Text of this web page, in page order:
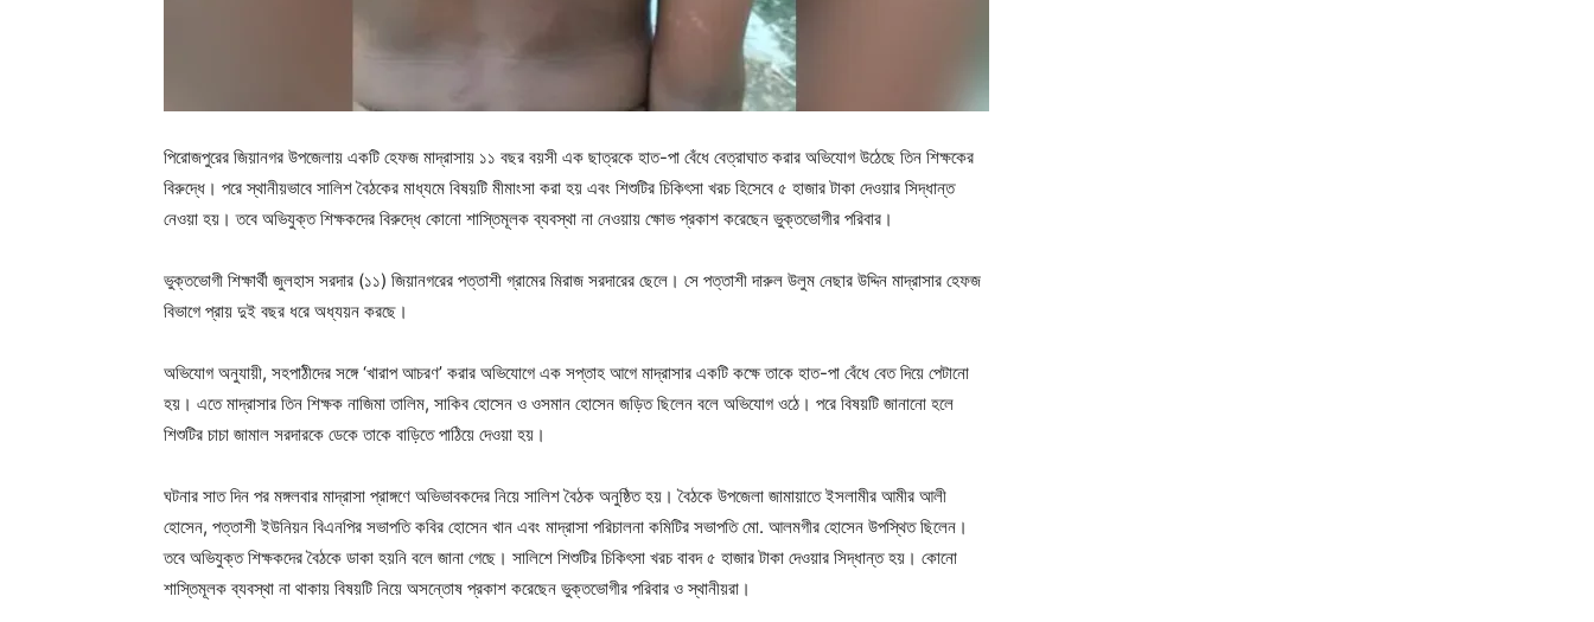
পিরোজপুরের জিয়ানগর উপজেলায় একটি হেফজ মাদ্রাসায় ১১ বছর বয়সী এক ছাত্রকে হাত-পা বেঁধে বেত্রাঘাত করার অভিযোগ উঠেছে তিন শিক্ষকের
বিরুদ্ধে। পরে স্থানীয়ভাবে সালিশ বৈঠকের মাধ্যমে বিষয়টি মীমাংসা করা হয় এবং শিশুটির চিকিৎসা খরচ হিসেবে ৫ হাজার টাকা দেওয়ার সিদ্ধান্ত
নেওয়া হয়। তবে অভিযুক্ত শিক্ষকদের বিরুদ্ধে কোনো শাস্তিমূলক ব্যবস্থা না নেওয়ায় ক্ষোভ প্রকাশ করেছেন ভুক্তভোগীর পরিবার।
ভুক্তভোগী শিক্ষার্থী জুলহাস সরদার (১১) জিয়ানগরের পত্তাশী গ্রামের মিরাজ সরদারের ছেলে। সে পত্তাশী দারুল উলুম নেছার উদ্দিন মাদ্রাসার হেফজ
বিভাগে প্রায় দুই বছর ধরে অধ্যয়ন করছে।
অভিযোগ অনুযায়ী, সহপাঠীদের সঙ্গে ‘খারাপ আচরণ’ করার অভিযোগে এক সপ্তাহ আগে মাদ্রাসার একটি কক্ষে তাকে হাত-পা বেঁধে বেত দিয়ে পেটানো
হয়। এতে মাদ্রাসার তিন শিক্ষক নাজিমা তালিম, সাকিব হোসেন ও ওসমান হোসেন জড়িত ছিলেন বলে অভিযোগ ওঠে। পরে বিষয়টি জানানো হলে
শিশুটির চাচা জামাল সরদারকে ডেকে তাকে বাড়িতে পাঠিয়ে দেওয়া হয়।
ঘটনার সাত দিন পর মঙ্গলবার মাদ্রাসা প্রাঙ্গণে অভিভাবকদের নিয়ে সালিশ বৈঠক অনুষ্ঠিত হয়। বৈঠকে উপজেলা জামায়াতে ইসলামীর আমীর আলী
হোসেন, পত্তাশী ইউনিয়ন বিএনপির সভাপতি কবির হোসেন খান এবং মাদ্রাসা পরিচালনা কমিটির সভাপতি মো. আলমগীর হোসেন উপস্থিত ছিলেন।
তবে অভিযুক্ত শিক্ষকদের বৈঠকে ডাকা হয়নি বলে জানা গেছে। সালিশে শিশুটির চিকিৎসা খরচ বাবদ ৫ হাজার টাকা দেওয়ার সিদ্ধান্ত হয়। কোনো
শাস্তিমূলক ব্যবস্থা না থাকায় বিষয়টি নিয়ে অসন্তোষ প্রকাশ করেছেন ভুক্তভোগীর পরিবার ও স্থানীয়রা।